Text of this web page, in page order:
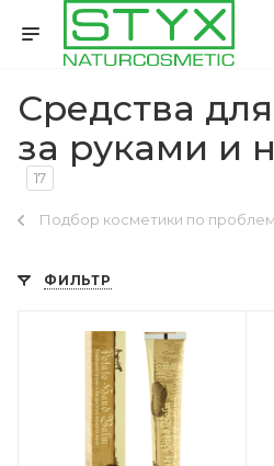
Средства
за руками и
17
Подбор косметики по
ФИЛЬТР